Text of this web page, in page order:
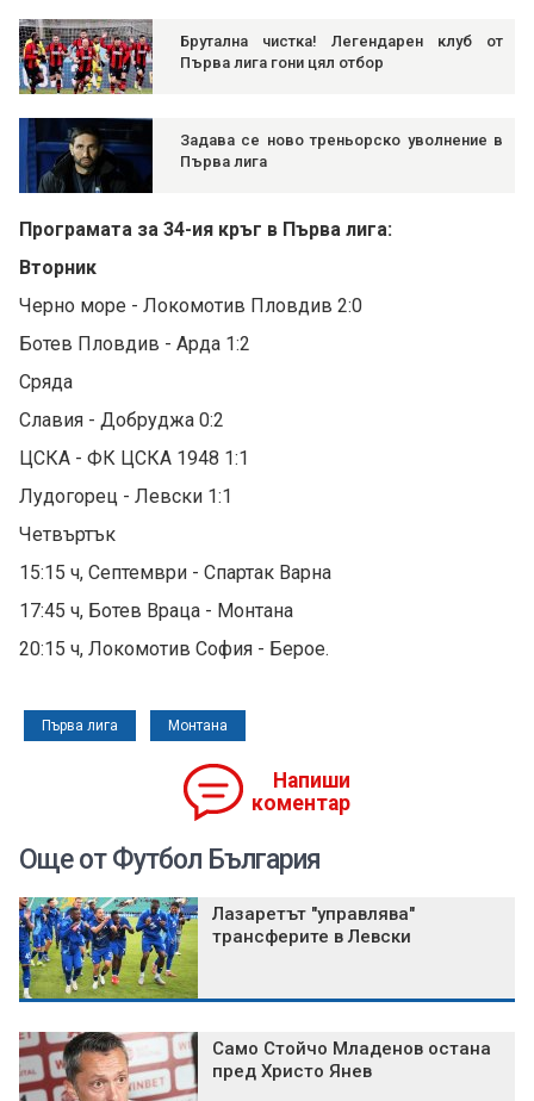
Брутална чистка! Легендарен клуб от
Първа лига гони цял отбор
Задава се ново треньорско уволнение в
Първа лига
Програмата за 34-ия кръг в Първа лига:
Вторник
Черно море - Локомотив Пловдив 2:0
Ботев Пловдив - Арда 1:2
Сряда
Славия - Добруджа 0:2
ЦСКА - ФК ЦСКА 1948 1:1
Лудогорец - Левски 1:1
Четвъртък
15:15 ч, Септември - Спартак Варна
17:45 ч, Ботев Враца - Монтана
20:15 ч, Локомотив София - Берое.
Първа лига Монтана
Напиши
коментар
Още от Футбол България
Лазаретът "управлява"
трансферите в Левски
Само Стойчо Младенов остана
пред Христо Янев